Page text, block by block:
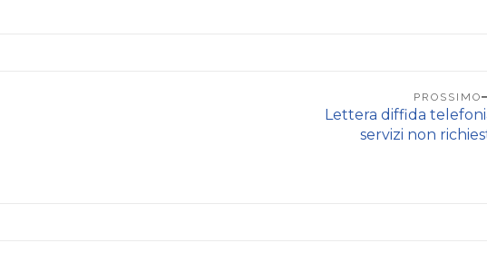
PROSSIMO
Lettera diffida
servizi non